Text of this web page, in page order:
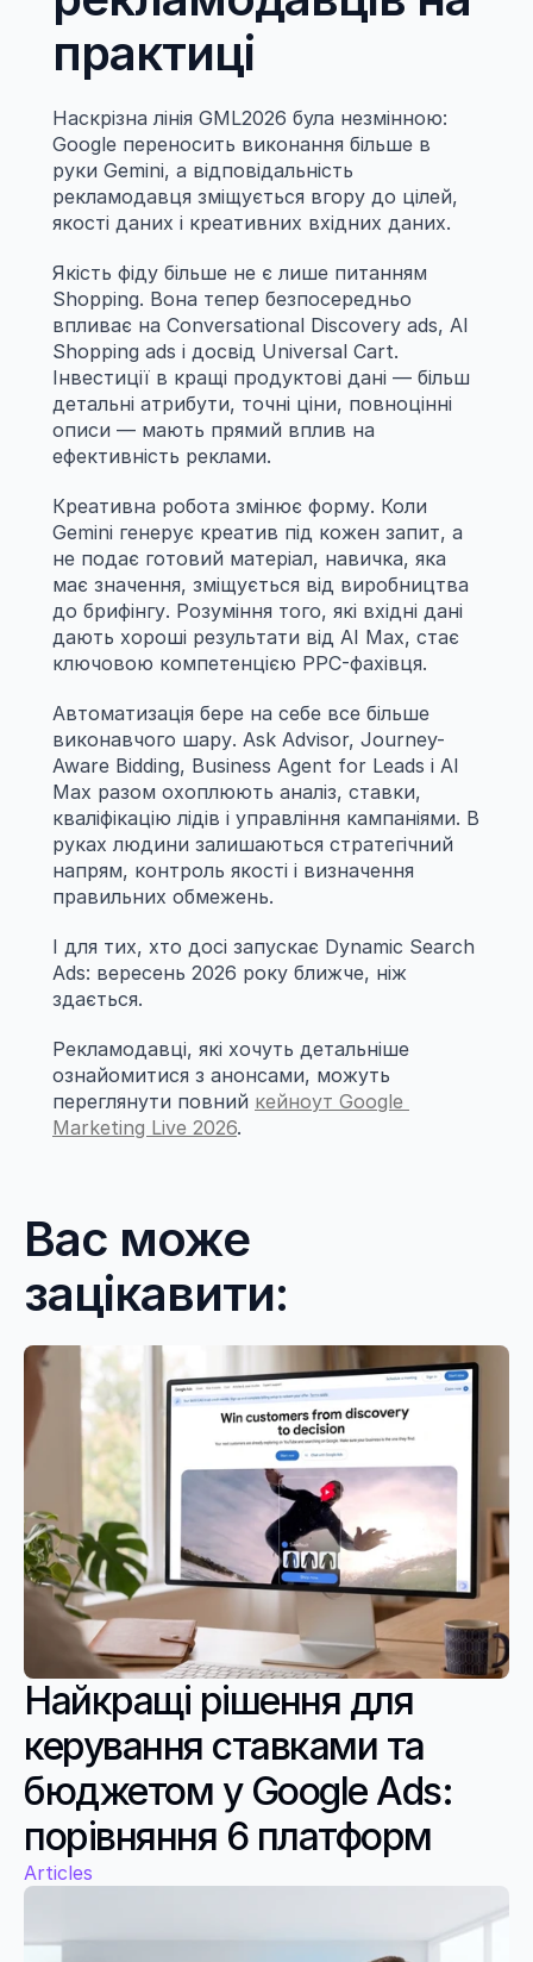
практиці
Наскрізна лінія GML2026 була незмінною:
Google переносить виконання більше в
руки Gemini, а відповідальність
рекламодавця зміщується вгору до цілей,
якості даних і креативних вхідних даних.
Якість фіду більше не є лише питанням
Shopping. Вона тепер безпосередньо
впливає на Conversational Discovery ads, AI
Shopping ads і досвід Universal Cart.
Інвестиції в кращі продуктові дані — більш
детальні атрибути, точні ціни, повноцінні
описи — мають прямий вплив на
ефективність реклами.
Креативна робота змінює форму. Коли
Gemini генерує креатив під кожен запит, а
не подає готовий матеріал, навичка, яка
має значення, зміщується від виробництва
до брифінгу. Розуміння того, які вхідні дані
дають хороші результати від AI Max, стає
ключовою компетенцією PPC-фахівця.
Автоматизація бере на себе все більше
виконавчого шару. Ask Advisor, Journey-
Aware Bidding, Business Agent for Leads і AI
Max разом охоплюють аналіз, ставки,
кваліфікацію лідів і управління кампаніями. В
руках людини залишаються стратегічний
напрям, контроль якості і визначення
правильних обмежень.
І для тих, хто досі запускає Dynamic Search
Ads: вересень 2026 року ближче, ніж
здається.
Рекламодавці, які хочуть детальніше
ознайомитися з анонсами, можуть
переглянути повний кейноут Google
Marketing Live 2026.
Вас може
зацікавити:
Найкращі рішення для
керування ставками та
бюджетом у Google Ads:
порівняння 6 платформ
Articles